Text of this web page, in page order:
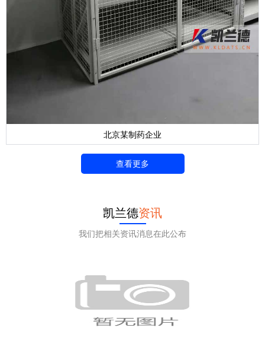
北京某制药企业
查看更多
凯兰德资讯
我们把相关资讯消息在此公布